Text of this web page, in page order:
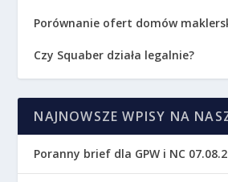
Porównanie ofert domów
Czy Squaber działa legalnie?
NAJNOWSZE WPISY NA
Poranny brief dla GPW i NC